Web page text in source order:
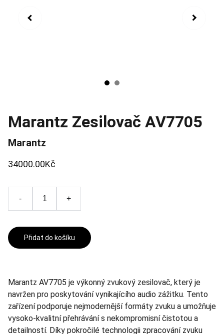
Marantz Zesilovač AV7705
Marantz
34000.00Kč
- +
Přidat do košíku
Marantz AV7705 je výkonný zvukový zesilovač, který je
navržen pro poskytování vynikajícího audio zážitku. Tento
zařízení podporuje nejmodernější formáty zvuku a umožňuje
vysoko-kvalitní přehrávání s nekompromisní čistotou a
detailností. Díky pokročilé technologii zpracování zvuku